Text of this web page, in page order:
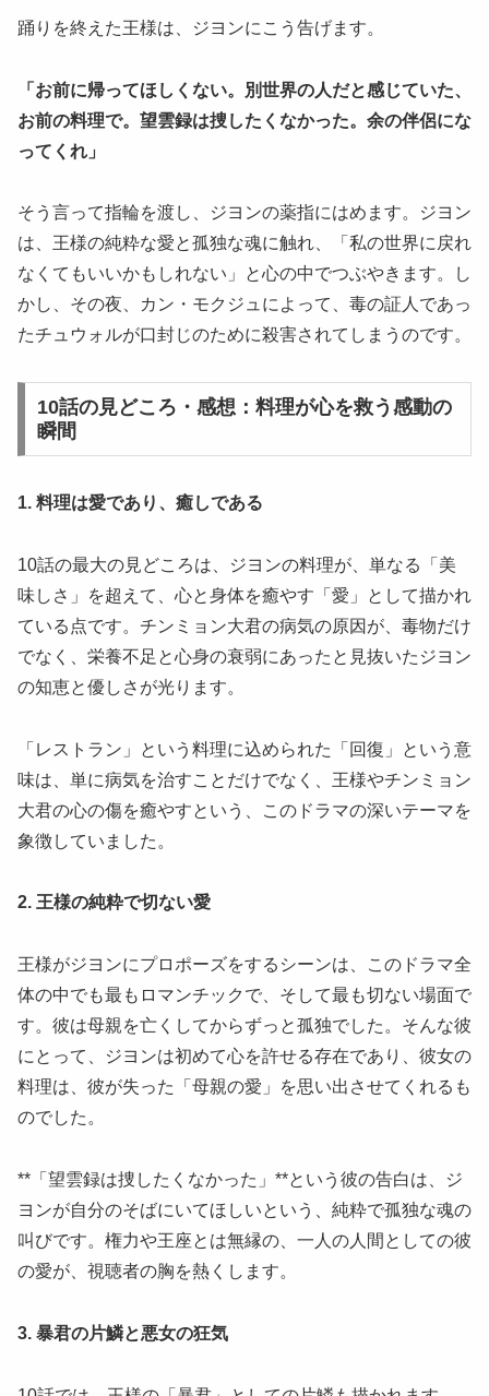
​踊りを終えた王様は、ジヨンにこう告げます。
「お前に帰ってほしくない。別世界の人だと感じていた、
お前の料理で。望雲録は捜したくなかった。余の伴侶にな
ってくれ」
​そう言って指輪を渡し、ジヨンの薬指にはめます。ジヨン
は、王様の純粋な愛と孤独な魂に触れ、「私の世界に戻れ
なくてもいいかもしれない」と心の中でつぶやきます。し
かし、その夜、カン・モクジュによって、毒の証人であっ
たチュウォルが口封じのために殺害されてしまうのです。
​10話の見どころ・感想：料理が心を救う感動の
瞬間
1. 料理は愛であり、癒しである
​10話の最大の見どころは、ジヨンの料理が、単なる「美
味しさ」を超えて、心と身体を癒やす「愛」として描かれ
ている点です。チンミョン大君の病気の原因が、毒物だけ
でなく、栄養不足と心身の衰弱にあったと見抜いたジヨン
の知恵と優しさが光ります。
​「レストラン」という料理に込められた「回復」という意
味は、単に病気を治すことだけでなく、王様やチンミョン
大君の心の傷を癒やすという、このドラマの深いテーマを
象徴していました。
2. 王様の純粋で切ない愛
​王様がジヨンにプロポーズをするシーンは、このドラマ全
体の中でも最もロマンチックで、そして最も切ない場面で
す。彼は母親を亡くしてからずっと孤独でした。そんな彼
にとって、ジヨンは初めて心を許せる存在であり、彼女の
料理は、彼が失った「母親の愛」を思い出させてくれるも
のでした。
​**「望雲録は捜したくなかった」**という彼の告白は、ジ
ヨンが自分のそばにいてほしいという、純粋で孤独な魂の
叫びです。権力や王座とは無縁の、一人の人間としての彼
の愛が、視聴者の胸を熱くします。
3. 暴君の片鱗と悪女の狂気